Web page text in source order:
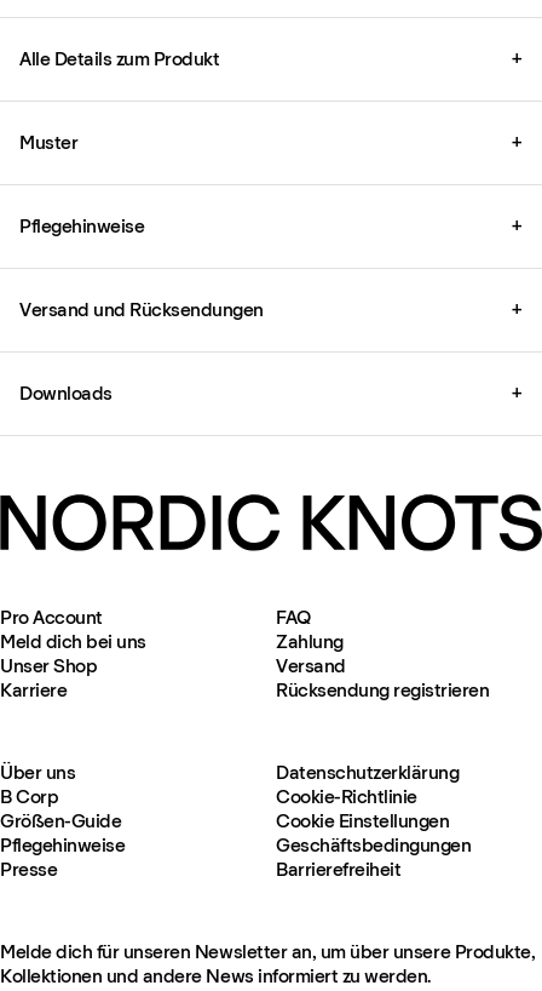
Alle Details zum Produkt +
Muster +
Pflegehinweise +
Versand und Rücksendungen +
Downloads +
Pro Account
Meld dich bei uns
Unser Shop
Karriere
FAQ
Zahlung
Versand
Rücksendung registrieren
Über uns
B Corp
Größen-Guide
Pflegehinweise
Presse
Datenschutzerklärung
Cookie-Richtlinie
Cookie Einstellungen
Geschäftsbedingungen
Barrierefreiheit
Melde dich für unseren Newsletter an, um über unsere Produkte,
Kollektionen und andere News informiert zu werden.